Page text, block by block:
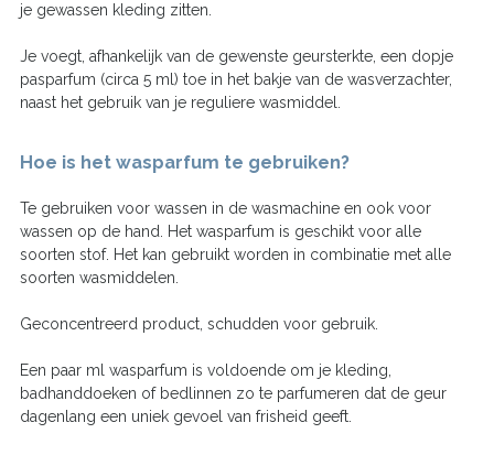
je gewassen kleding zitten.
Je voegt, afhankelijk van de gewenste geursterkte, een dopje
pasparfum (circa 5 ml) toe in het bakje van de wasverzachter,
naast het gebruik van je reguliere wasmiddel.
Hoe is het wasparfum te gebruiken?
Te gebruiken voor wassen in de wasmachine en ook voor
wassen op de hand. Het wasparfum is geschikt voor alle
soorten stof. Het kan gebruikt worden in combinatie met alle
soorten wasmiddelen.
Geconcentreerd product, schudden voor gebruik.
Een paar ml wasparfum is voldoende om je kleding,
badhanddoeken of bedlinnen zo te parfumeren dat de geur
dagenlang een uniek gevoel van frisheid geeft.